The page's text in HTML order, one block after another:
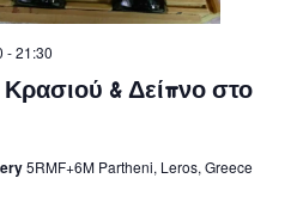
& Δείπνο στο
-21:30
5RMF+6M Partheni, Leros, Greece